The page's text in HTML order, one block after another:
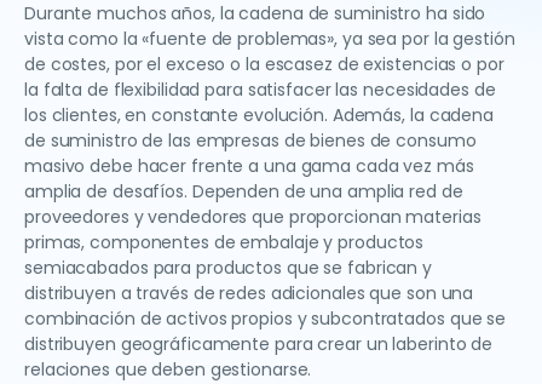
Durante muchos años, la cadena de suministro ha sido
vista como la «fuente de problemas», ya sea por la gestión
de costes, por el exceso o la escasez de existencias o por
la falta de flexibilidad para satisfacer las necesidades de
los clientes, en constante evolución. Además, la cadena
de suministro de las empresas de bienes de consumo
masivo debe hacer frente a una gama cada vez más
amplia de desafíos. Dependen de una amplia red de
proveedores y vendedores que proporcionan materias
primas, componentes de embalaje y productos
semiacabados para productos que se fabrican y
distribuyen a través de redes adicionales que son una
combinación de activos propios y subcontratados que se
distribuyen geográficamente para crear un laberinto de
relaciones que deben gestionarse.